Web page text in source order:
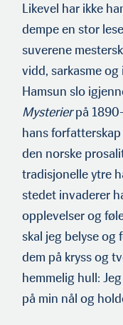
nordre Ålerud gård i
Likevel har ikke
dempe en stor
suverene
vidd, sarkasme
Hamsun slo
Mysterierpå
hans
den norske
tradisjonelle ytre
stedet invaderer
opplevelser og
skal jeg belyse og
dem på kryss og
hemmelig hull:
på min nål og